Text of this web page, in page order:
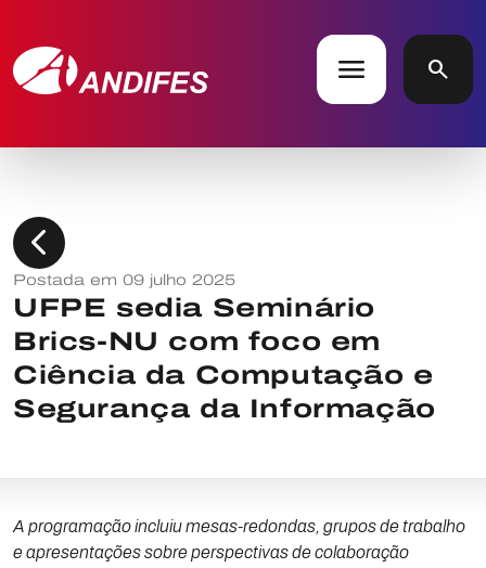
menu search
chevron_left
Postada em 09 julho 2025
UFPE sedia Seminário
Brics-NU com foco em
Ciência da Computação e
Segurança da Informação
A programação incluiu mesas-redondas, grupos de trabalho
e apresentações sobre perspectivas de colaboração